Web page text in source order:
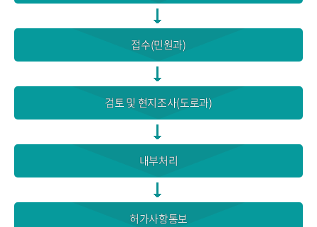
접수(민원과)
검토 및 현지조사(도로과)
내부처리
허가사항통보